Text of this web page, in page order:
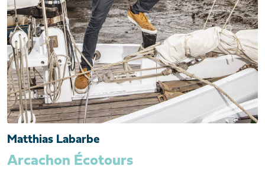
Matthias Labarbe
Arcachon Écotours